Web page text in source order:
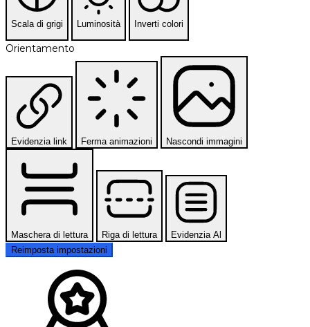
Scala di grigi Luminosità Inverti colori
Orientamento
Evidenzia link Ferma animazioni Nascondi immagini
Maschera di lettura Riga di lettura
Evidenzia Al
Reimposta impostazioni